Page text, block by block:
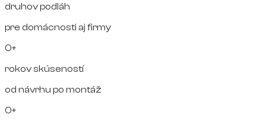
druhov podláh
pre domácnosti aj firmy
0+
rokov skúseností
od návrhu po montáž
0+